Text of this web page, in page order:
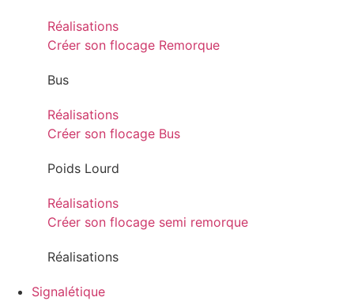
Réalisations
Créer son flocage Remorque
Bus
Réalisations
Créer son flocage Bus
Poids Lourd
Réalisations
Créer son flocage semi remorque
Réalisations
Signalétique